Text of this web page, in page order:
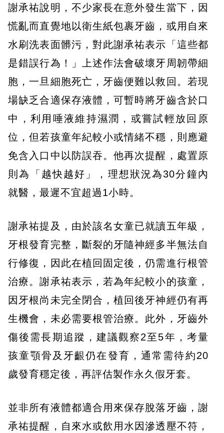
謝承祐說明，不少家長在意外發生當下，因
慌亂而直覺地以衛生紙包裹牙齒，或用自來
水刷洗表面髒污，對此謝承祐表示「這些都
是錯誤行為！」上述作法會破壞牙周韌帶細
胞，一旦細胞死亡，牙齒便難以救回。若現
場缺乏合適保存液體，可暫時將牙齒含於口
中，利用唾液維持濕潤，或嘗試輕放回原
位，但若孩童年紀較小或情緒不穩，則應避
免含入口中以防誤吞。他再次提醒，處置原
則為「越快越好」，理想狀況為30分鐘內
就醫，最遲不宜超過1小時。
謝承祐提及，由於該名女童已就讀五年級，
牙根發育完整，斷裂的牙隨神經多半無法自
行修復，因此在植回固定後，仍需進行根管
治療。謝承祐表示，若為年紀較小的孩童，
因牙根尚未完全閉合，植回後牙神經仍有再
生機會，未必需要根管治療。此外，牙齒外
傷後需長期追蹤，建議觀察2至5年，考量
孩童顎骨及牙齦仍在發育，通常需待約20
歲發育穩定後，再評估製作永久假牙套。
並非所有液體都適合用來保存脫落牙齒，謝
承祐提醒，自來水或飲用水因滲透壓不符，